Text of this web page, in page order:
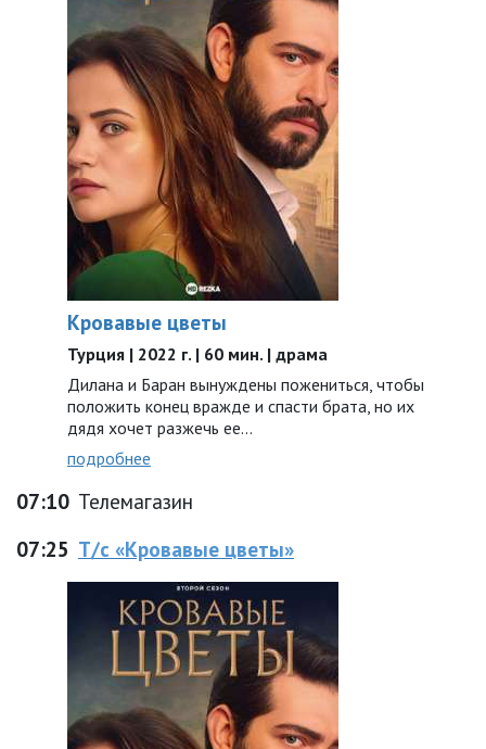
Кровавые цветы
Турция | 2022 г. | 60 мин. | драма
Дилана и Баран вынуждены пожениться, чтобы
положить конец вражде и спасти брата, но их
дядя хочет разжечь ее…
подробнее
07:10 Телемагазин
07:25 Т/с «Кровавые цветы»